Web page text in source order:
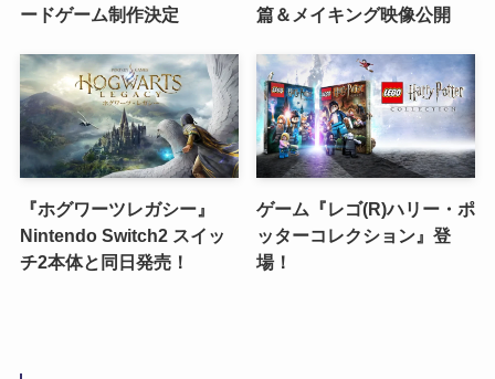
ードゲーム制作決定
篇＆メイキング映像公開
『ホグワーツレガシー』
Nintendo Switch2 スイッ
チ2本体と同日発売！
ゲーム『レゴ(R)ハリー・ポ
ッターコレクション』登
場！